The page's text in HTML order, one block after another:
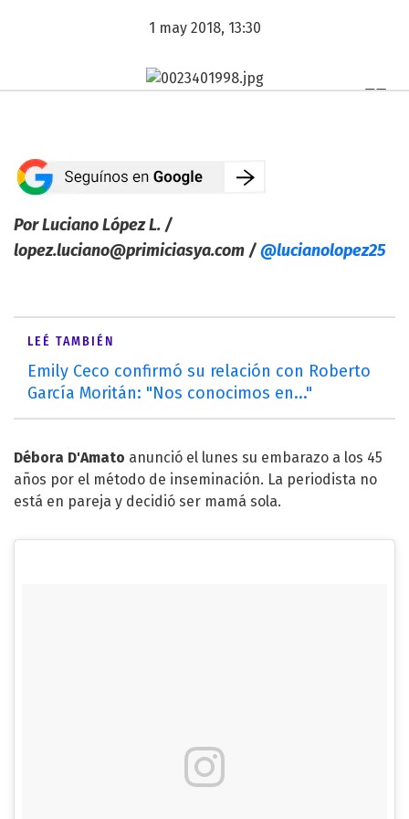
1 may 2018, 13:30
Por Luciano López L. /
lopez.luciano@primiciasya.com /@lucianolopez25
LEÉ TAMBIÉN
Emily Ceco confirmó su relación con Roberto
García Moritán: "Nos conocimos en..."
Débora D'Amato anunció el lunes su embarazo a los 45
años por el método de inseminación. La periodista no
está en pareja y decidió ser mamá sola.